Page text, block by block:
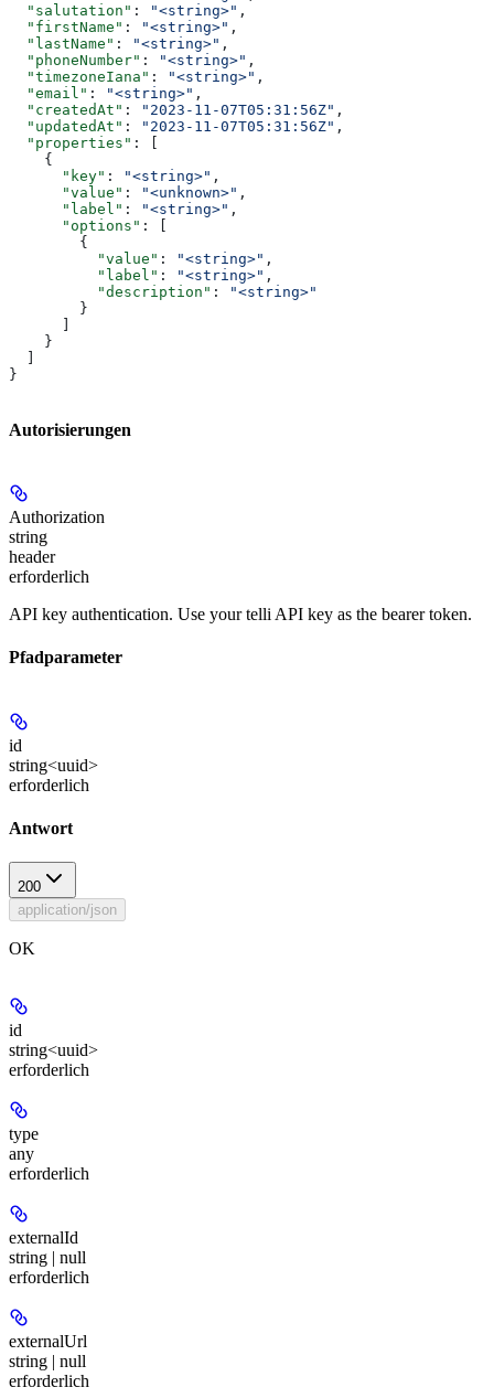
  "salutation"
: "<string>" ,
  "firstName"
: "<string>" ,
  "lastName"
: "<string>" ,
  "phoneNumber"
: "<string>" ,
  "timezoneIana"
: "<string>" ,
  "email"
: "<string>" ,
  "createdAt"
: "2023-11-07T05:31:56Z" ,
  "updatedAt"
: "2023-11-07T05:31:56Z" ,
  "properties"
: [
    {
      "key"
: "<string>" ,
      "value"
: "<unknown>" ,
      "label"
: "<string>" ,
      "options"
: [
        {
          "value"
: "<string>" ,
          "label"
: "<string>" ,
          "description"
:
"<string>"
        }
      ]
    }
  ]
}
Autorisierungen
Authorization
string
header
erforderlich
API key authentication. Use your telli API key as the bearer token.
Pfadparameter
id
string<uuid>
erforderlich
Antwort
200
application/json
OK
id
string<uuid>
erforderlich
type
any
erforderlich
externalId
string | null
erforderlich
externalUrl
string | null
erforderlich